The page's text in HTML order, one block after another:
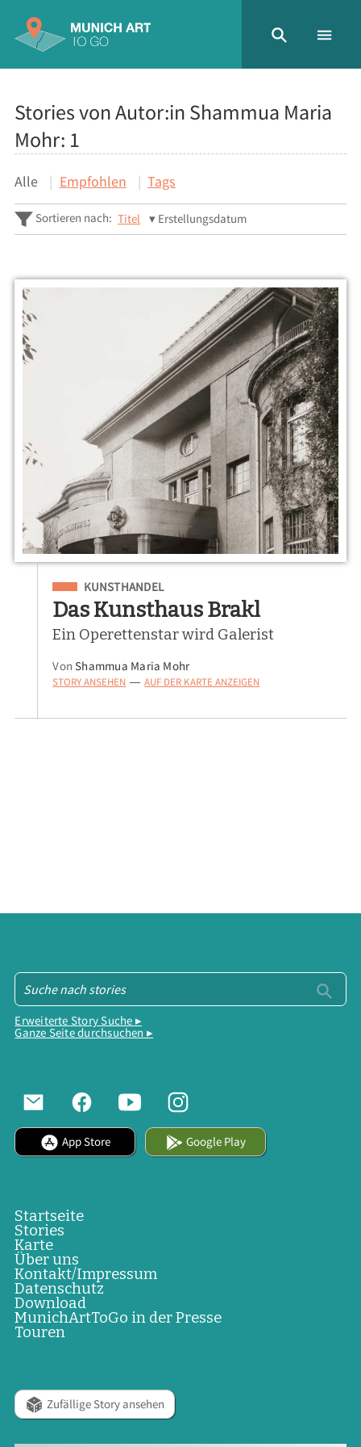
Stories von Autor:in Shammua Maria
Mohr: 1
Alle Empfohlen Tags
Sortieren nach: Titel Erstellungsdatum
Eingeordnet unter
KUNSTHANDEL
Das Kunsthaus Brakl
Ein Operettenstar wird Galerist
VonShammua Maria Mohr
STORY ANSEHEN — AUF DER KARTE ANZEIGEN
Erweiterte Story Suche ▸
Ganze Seite durchsuchen ▸
App Store Google Play
Startseite
Stories
Karte
Über uns
Kontakt/Impressum
Datenschutz
Download
MunichArtToGo in der Presse
Touren
Zufällige Story ansehen